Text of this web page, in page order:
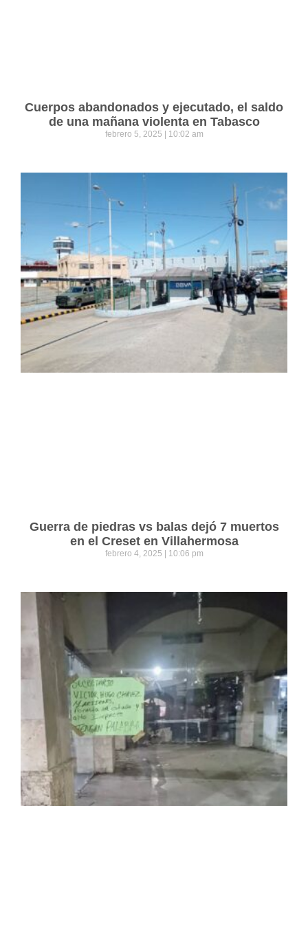
Cuerpos abandonados y ejecutado, el saldo
de una mañana violenta en Tabasco
febrero 5, 2025 10:02 am
Guerra de piedras vs balas dejó 7 muertos
en el Creset en Villahermosa
febrero 4, 2025 10:06 pm